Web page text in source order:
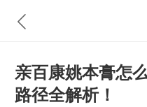
亲百康姚本膏怎
路径全解析！